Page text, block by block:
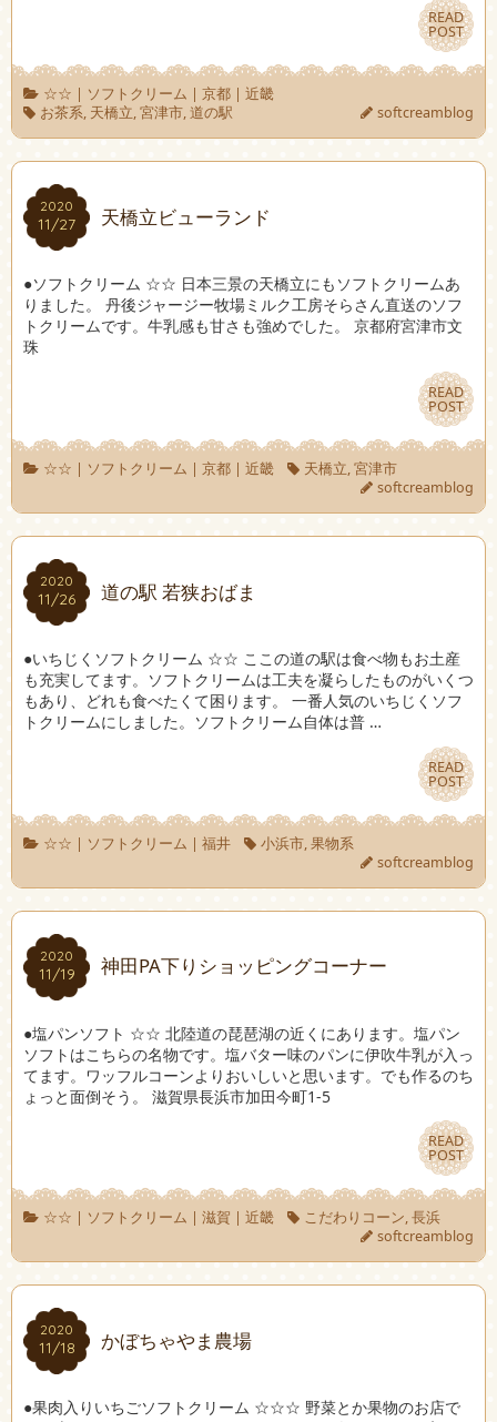
READ
POST
READ
POST
☆☆ ソフトクリーム 京都| 近畿
お茶系, 天橋立,宮津市,道の駅 softcreamblog
2020
11/27
2020
11/27 天橋立ビューランド
●ソフトクリーム ☆☆ 日本三景の天橋立にもソフトクリームあ
りました。 丹後ジャージー牧場ミルク工房そらさん直送のソフ
トクリームです。牛乳感も甘さも強めでした。 京都府宮津市文
珠
READ
POST
READ
POST
☆☆ | ソフトクリーム | 京都| 近畿 天橋立,宮津市
softcreamblog
2020
11/26
2020
11/26 道の駅 若狭おばま
●いちじくソフトクリーム ☆☆ ここの道の駅は食べ物もお土産
も充実してます。ソフトクリームは工夫を凝らしたものがいくつ
もあり、どれも食べたくて困ります。 一番人気のいちじくソフ
トクリームにしました。ソフトクリーム自体は普 …
READ
POST
READ
POST
☆☆ | ソフトクリーム | 福井 小浜市,果物系
softcreamblog
2020
11/19
2020
11/19 神田PA下りショッピングコーナー
●塩パンソフト ☆☆ 北陸道の琵琶湖の近くにあります。塩パン
ソフトはこちらの名物です。塩バター味のパンに伊吹牛乳が入っ
てます。ワッフルコーンよりおいしいと思います。でも作るのち
ょっと面倒そう。 滋賀県長浜市加田今町1-5
READ
POST
READ
POST
☆☆ | ソフトクリーム | 滋賀 | 近畿 こだわりコーン,長浜
softcreamblog
2020
11/18
2020
11/18 かぼちゃやま農場
●果肉入りいちごソフトクリーム ☆☆☆ 野菜とか果物のお店で